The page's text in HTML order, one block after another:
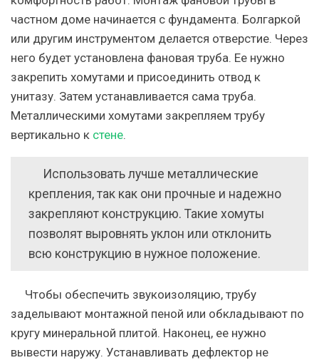
частном доме начинается с фундамента. Болгаркой
или другим инструментом делается отверстие. Через
него будет установлена фановая труба. Ее нужно
закрепить хомутами и присоединить отвод к
унитазу. Затем устанавливается сама труба.
Металлическими хомутами закрепляем трубу
вертикально к стене.
Использовать лучше металлические
крепления, так как они прочные и надежно
закрепляют конструкцию. Такие хомуты
позволят выровнять уклон или отклонить
всю конструкцию в нужное положение.
Чтобы обеспечить звукоизоляцию, трубу
заделывают монтажной пеной или обкладывают по
кругу минеральной плитой. Наконец, ее нужно
вывести наружу. Устанавливать дефлектор не